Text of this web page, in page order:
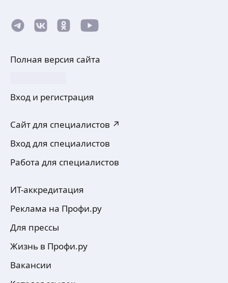
Полная версия сайта
Вход и регистрация
Сайт для специалистов ↗
Вход для специалистов
Работа для специалистов
ИТ-аккредитация
Реклама на Профи.ру
Для прессы
Жизнь в Профи.ру
Вакансии